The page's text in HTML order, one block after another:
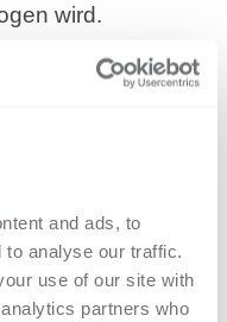
and ads, to
to analyse our traffic.
use of our site with
partners who
wird.
für